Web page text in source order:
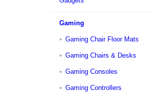
Gaming
Gaming Chair Floor Mats
Gaming Chairs & Desks
Gaming Consoles
Gaming Controllers